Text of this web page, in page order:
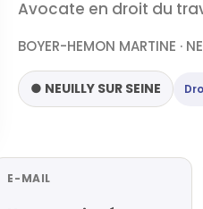
Avocate en droit du
BOYER-HEMON MARTINE ·
● NEUILLY SUR SEINE
E-MAIL